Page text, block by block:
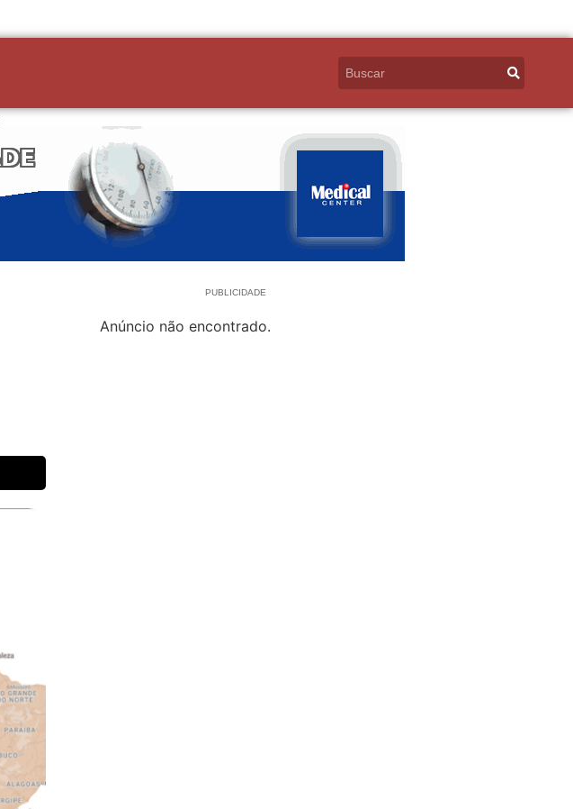
PUBLICIDADE
Anúncio não encontrado.